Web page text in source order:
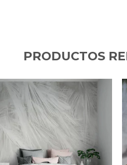
PRODUCTOS